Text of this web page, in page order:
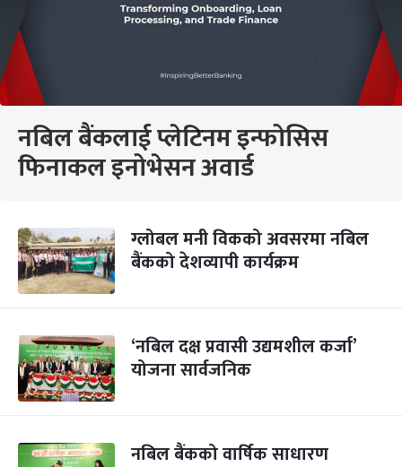
नबिल बैंकलाई प्लेटिनम इन्फोसिस
फिनाकल इनोभेसन अवार्ड
ग्लोबल मनी विकको अवसरमा नबिल
बैंकको देशव्यापी कार्यक्रम
‘नबिल दक्ष प्रवासी उद्यमशील कर्जा’
योजना सार्वजनिक
नबिल बैंकको वार्षिक साधारण